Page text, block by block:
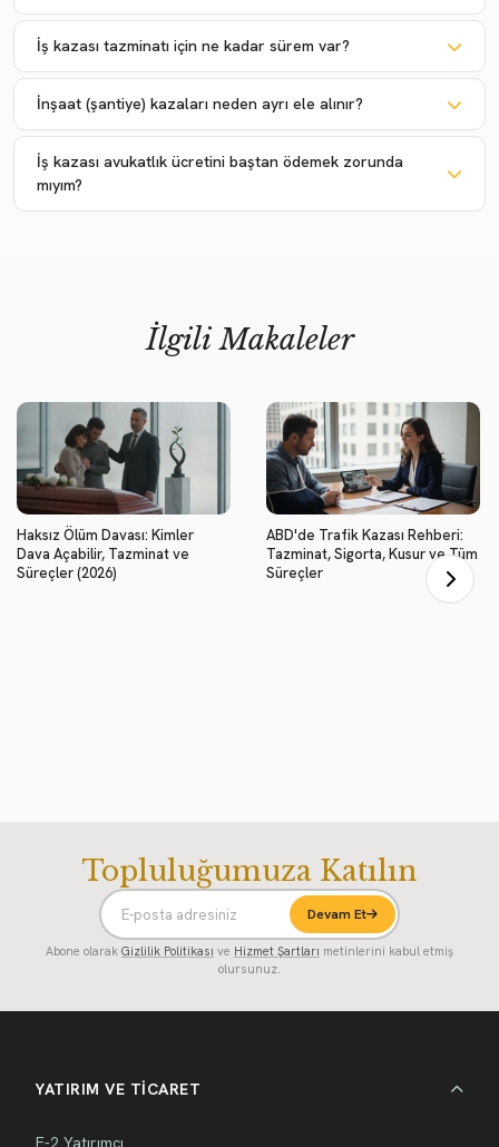
İş kazası tazminatı için ne kadar sürem var?
İnşaat (şantiye) kazaları neden ayrı ele alınır?
İş kazası avukatlık ücretini baştan ödemek zorunda
mıyım?
İlgili Makaleler
Haksız Ölüm Davası: Kimler
Dava Açabilir, Tazminat ve
Süreçler (2026)
ABD'de Trafik Kazası Rehberi:
Tazminat, Sigorta, Kusur ve Tüm
Süreçler
Topluluğumuza Katılın
Devam Et
Abone olarak Gizlilik Politikası ve Hizmet Şartları metinlerini kabul etmiş
olursunuz.
YATIRIM VE TİCARET
E-2 Yatırımcı